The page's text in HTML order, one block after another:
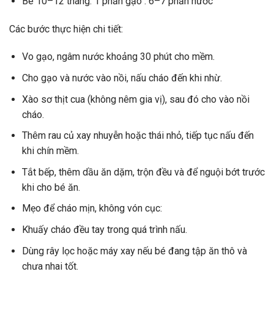
Các bước thực hiện chi tiết:
Vo gạo, ngâm nước khoảng 30 phút cho mềm.
Cho gạo và nước vào nồi, nấu cháo đến khi nhừ.
Xào sơ thịt cua (không nêm gia vị), sau đó cho vào nồi
cháo.
Thêm rau củ xay nhuyễn hoặc thái nhỏ, tiếp tục nấu đến
khi chín mềm.
Tắt bếp, thêm dầu ăn dặm, trộn đều và để nguội bớt trước
khi cho bé ăn.
Mẹo để cháo mịn, không vón cục:
Khuấy cháo đều tay trong quá trình nấu.
Dùng rây lọc hoặc máy xay nếu bé đang tập ăn thô và
chưa nhai tốt.